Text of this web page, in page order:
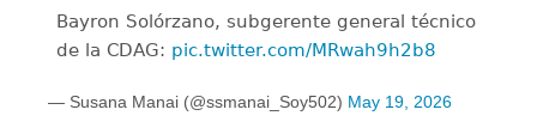
Bayron Solórzano, subgerente general técnico
de la CDAG: pic.twitter.com/MRwah9h2b8
— Susana Manai (@ssmanai_Soy502) May 19, 2026